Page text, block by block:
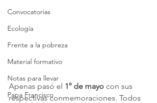
Convocatorias
Ecología
Frente a la pobreza
Material formativo
Notas para llevar
Papa Francisco
Apenas pasó el 1° de mayo con sus
respectivas conmemoraciones. Todos